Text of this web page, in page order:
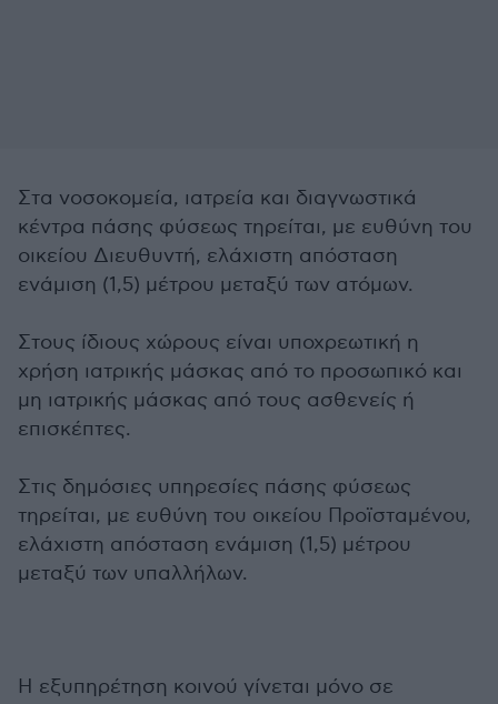
Στα νοσοκομεία, ιατρεία και διαγνωστικά
κέντρα πάσης φύσεως τηρείται, με ευθύνη του
οικείου Διευθυντή, ελάχιστη απόσταση
ενάμιση (1,5) μέτρου μεταξύ των ατόμων.
Στους ίδιους χώρους είναι υποχρεωτική η
χρήση ιατρικής μάσκας από το προσωπικό και
μη ιατρικής μάσκας από τους ασθενείς ή
επισκέπτες.
Στις δημόσιες υπηρεσίες πάσης φύσεως
τηρείται, με ευθύνη του οικείου Προϊσταμένου,
ελάχιστη απόσταση ενάμιση (1,5) μέτρου
μεταξύ των υπαλλήλων.
Η εξυπηρέτηση κοινού γίνεται μόνο σε